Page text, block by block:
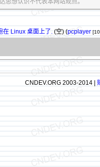
思想认识不代表本网站观点。
在 Linux 桌面上了.(空) (pcplayer
CNDEV.ORG 2003-2014 |